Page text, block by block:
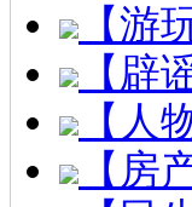
【游
【辟
【人
【房